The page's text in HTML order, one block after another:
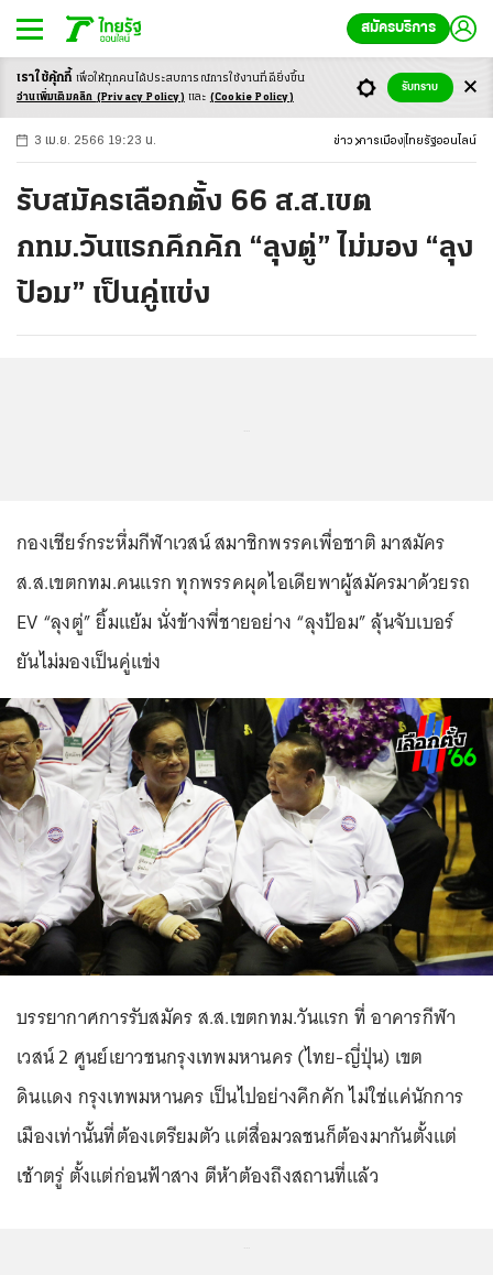
สมัครบริการ
-ก ก ก+
3 เม.ย. 2566 19:23 น. ข่าว การเมือง ไทยรัฐออนไลน์
รับสมัครเลือกตั้ง 66 ส.ส.เขต
กทม.วันแรกคึกคัก “ลุงตู่” ไม่มอง “ลุง
ป้อม” เป็นคู่แข่ง
กองเชียร์กระหึ่มกีฬาเวสน์ สมาชิกพรรคเพื่อชาติ มาสมัคร
ส.ส.เขตกทม.คนแรก ทุกพรรคผุดไอเดียพาผู้สมัครมาด้วยรถ
EV “ลุงตู่” ยิ้มแย้ม นั่งข้างพี่ชายอย่าง “ลุงป้อม” ลุ้นจับเบอร์
ยันไม่มองเป็นคู่แข่ง
บรรยากาศการรับสมัคร ส.ส.เขตกทม.วันแรก ที่ อาคารกีฬา
เวสน์ 2 ศูนย์เยาวชนกรุงเทพมหานคร (ไทย-ญี่ปุ่น) เขต
ดินแดง กรุงเทพมหานคร เป็นไปอย่างคึกคัก ไม่ใช่แค่นักการ
เมืองเท่านั้นที่ต้องเตรียมตัว แต่สื่อมวลชนก็ต้องมากันตั้งแต่
เช้าตรู่ ตั้งแต่ก่อนฟ้าสาง ตีห้าต้องถึงสถานที่แล้ว
เราใช้คุ้กกี้ เพื่อให้ทุกคนได้ประสบการณ์การใช้งานที่ดียิ่งขึ้น
อ่านเพิ่มเติมคลิก (Privacy Policy) และ (Cookie Policy)
รับทราบ